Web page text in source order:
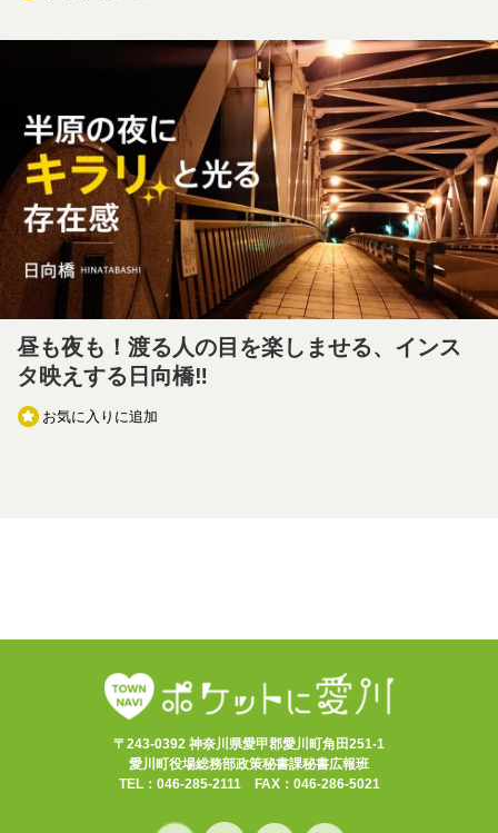
昼も夜も！渡る人の目を楽しませる、インス
タ映えする日向橋‼
お気に入りに追加
〒243-0392 神奈川県愛甲郡愛川町角田251-1
愛川町役場総務部政策秘書課秘書広報班
TEL：046-285-2111 FAX：046-286-5021